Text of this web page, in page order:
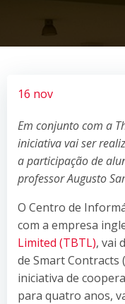
16 nov
Em conjunto com a
iniciativa vai ser
a participação de
professor Augusto
O Centro de
com a empresa
Limited (TBTL), vai
de Smart
iniciativa de
para quatro anos,